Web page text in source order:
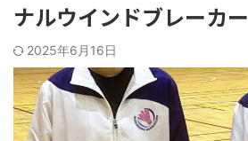
ナルウインドブレーカー
2025年6月16日